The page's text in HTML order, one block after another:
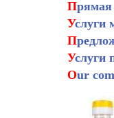
Прямая
Услуги
П
Услуги
Our